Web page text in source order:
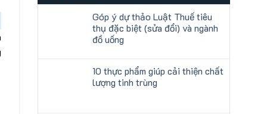
Góp ý dự thảo Luật Thuế tiêu
thụ đặc biệt (sửa đổi) và ngành
đồ uống
10 thực phẩm giúp cải thiện chất
lượng tinh trùng